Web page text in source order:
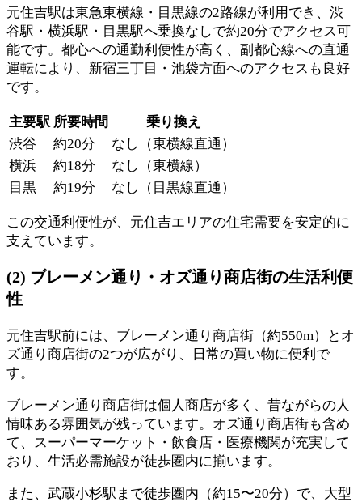
元住吉駅は東急東横線・目黒線の2路線が利用でき、渋
谷駅・横浜駅・目黒駅へ乗換なしで約20分でアクセス可
能です。都心への通勤利便性が高く、副都心線への直通
運転により、新宿三丁目・池袋方面へのアクセスも良好
です。
主要駅 所要時間
乗り換え
渋谷
約20分
なし（東横線直通）
横浜
約18分
なし（東横線）
目黒
約19分 なし（目黒線直通）
この交通利便性が、元住吉エリアの住宅需要を安定的に
支えています。
(2) ブレーメン通り・オズ通り商店街の生活利便
性
元住吉駅前には、ブレーメン通り商店街（約550m）とオ
ズ通り商店街の2つが広がり、日常の買い物に便利で
す。
ブレーメン通り商店街は個人商店が多く、昔ながらの人
情味ある雰囲気が残っています。オズ通り商店街も含め
て、スーパーマーケット・飲食店・医療機関が充実して
おり、生活必需施設が徒歩圏内に揃います。
また、武蔵小杉駅まで徒歩圏内（約15〜20分）で、大型